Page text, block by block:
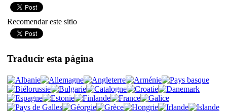
Recomendar este sitio
Traducir esta página